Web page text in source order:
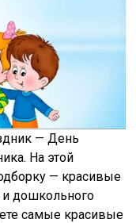
— День
На этой
— красивые
и дошкольного
самые красивые